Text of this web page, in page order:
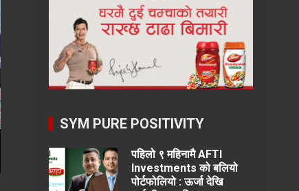
SYM PURE POSITIVITY
पहिलो ९ महिनामै AFTI
Investments को बलियो
पोर्टफोलियो : ऊर्जा देखि